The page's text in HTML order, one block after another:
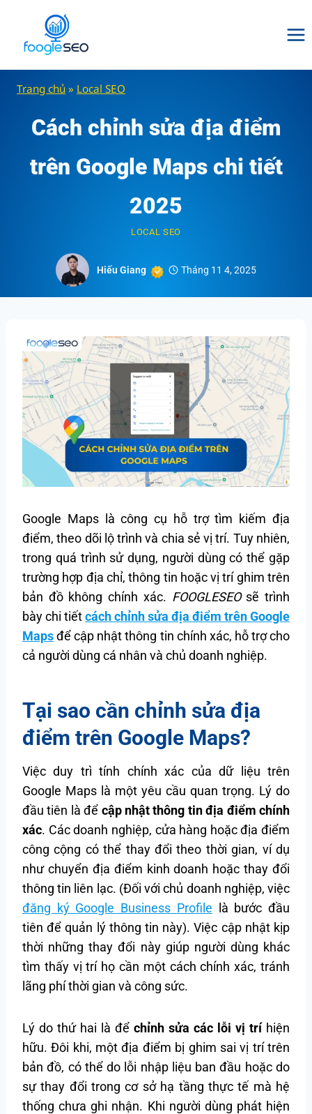
content
Trang chủ » Local SEO
Cách chỉnh sửa địa điểm
trên Google Maps chi tiết
2025
LOCAL SEO
Hiếu Giang Tháng 11 4, 2025
Google Maps là công cụ hỗ trợ tìm kiếm địa
điểm, theo dõi lộ trình và chia sẻ vị trí. Tuy nhiên,
trong quá trình sử dụng, người dùng có thể gặp
trường hợp địa chỉ, thông tin hoặc vị trí ghim trên
bản đồ không chính xác. FOOGLESEO sẽ trình
bày chi tiếtcách chỉnh sửa địa điểm trên Google
Mapsđể cập nhật thông tin chính xác, hỗ trợ cho
cả người dùng cá nhân và chủ doanh nghiệp.
Tại sao cần chỉnh sửa địa
điểm trên Google Maps?
Việc duy trì tính chính xác của dữ liệu trên
Google Maps là một yêu cầu quan trọng. Lý do
đầu tiên là để cập nhật thông tin địa điểm chính
xác. Các doanh nghiệp, cửa hàng hoặc địa điểm
công cộng có thể thay đổi theo thời gian, ví dụ
như chuyển địa điểm kinh doanh hoặc thay đổi
thông tin liên lạc. (Đối với chủ doanh nghiệp, việc
đăng ký Google Business Profile là bước đầu
tiên để quản lý thông tin này). Việc cập nhật kịp
thời những thay đổi này giúp người dùng khác
tìm thấy vị trí họ cần một cách chính xác, tránh
lãng phí thời gian và công sức.
Lý do thứ hai là để chỉnh sửa các lỗi vị tríhiện
hữu. Đôi khi, một địa điểm bị ghim sai vị trí trên
bản đồ, có thể do lỗi nhập liệu ban đầu hoặc do
sự thay đổi trong cơ sở hạ tầng thực tế mà hệ
thống chưa ghi nhận. Khi người dùng phát hiện